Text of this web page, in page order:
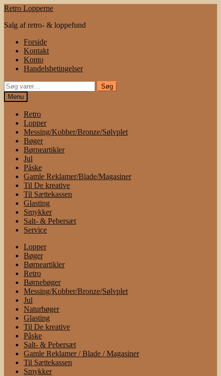
Spring
navigation
Spring
indhold
Retro Lopperne
Salg af retro- & loppefund
Forside
Kontakt
Konto
Handelsbetingelser
Søg
efter:
Søg
Menu
Retro
Lopper
Messing/Kobber/Bronze/Sølvplet
Bøger
Børneartikler
Jul
Påske
Gamle Reklamer/Blade/Magasiner
Til De kreative
Til Sættekassen
Glasting
Smykker
Salt- & Pebersæt
Service
Lopper
Bøger
Børneartikler
Retro
Børnebøger
Messing/Kobber/Bronze/Sølvplet
Jul
Naturbøger
Glasting
Til De kreative
Påske
Salt- & Pebersæt
Gamle Reklamer / Blade / Magasiner
Til Sættekassen
Smykker